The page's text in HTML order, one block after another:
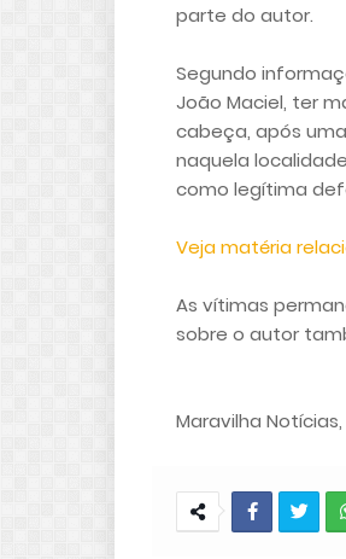
parte do autor.
Segundo
João Maciel, ter
cabeça, após
naquela
como legítima
Veja matéria
As vítimas
sobre o autor
Maravilha